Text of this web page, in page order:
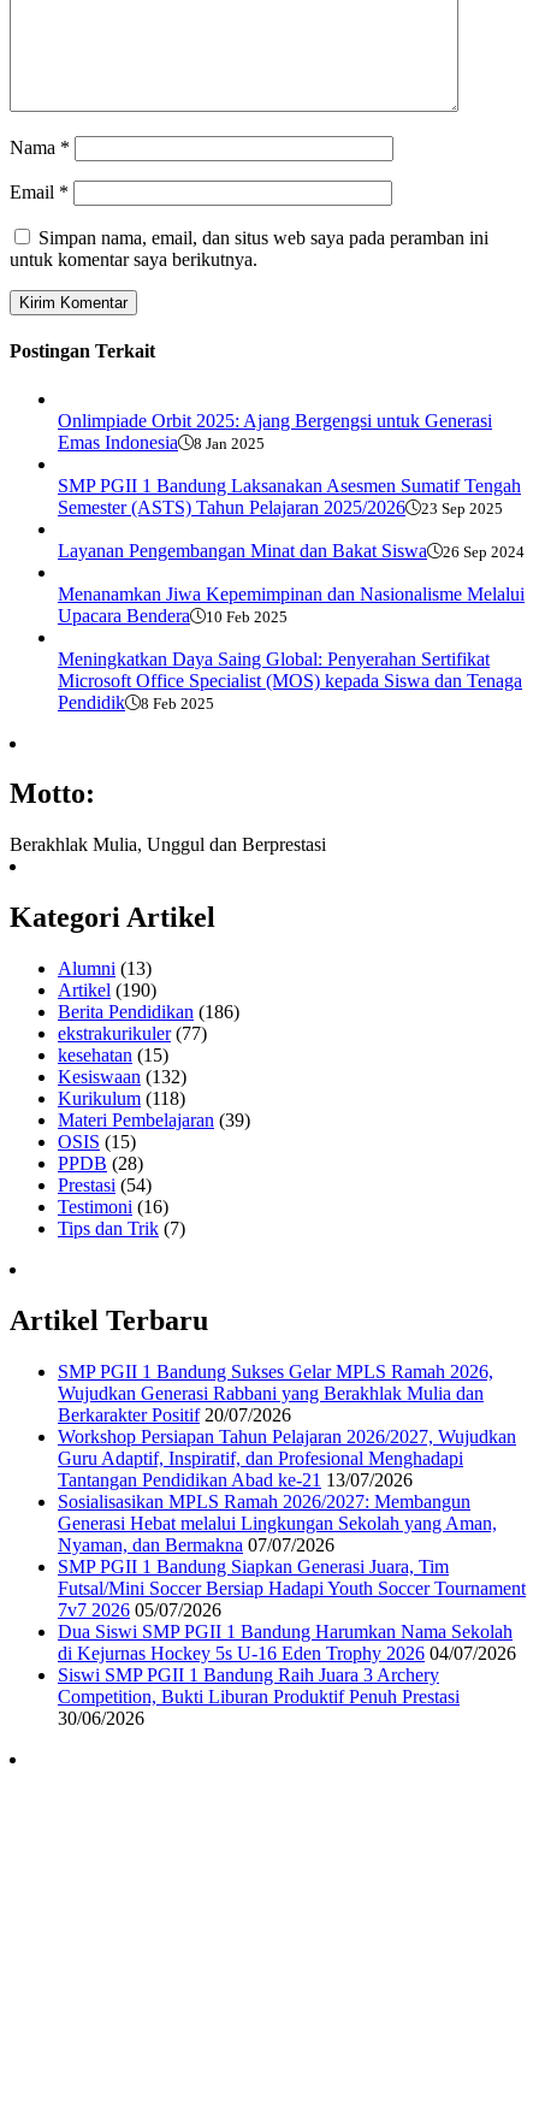
Nama *
Email *
Simpan nama, email, dan situs web saya pada peramban ini
untuk komentar saya berikutnya.
Postingan Terkait
Onlimpiade Orbit 2025: Ajang Bergengsi untuk Generasi
Emas Indonesia
8 Jan 2025
SMP PGII 1 Bandung Laksanakan Asesmen Sumatif Tengah
Semester (ASTS) Tahun Pelajaran 2025/2026
23 Sep 2025
Layanan Pengembangan Minat dan Bakat Siswa 26 Sep 2024
Menanamkan Jiwa Kepemimpinan dan Nasionalisme Melalui
Upacara Bendera
10 Feb 2025
Meningkatkan Daya Saing Global: Penyerahan Sertifikat
Microsoft Office Specialist (MOS) kepada Siswa dan Tenaga
Pendidik
8 Feb 2025
Motto:
Berakhlak Mulia, Unggul dan Berprestasi
Kategori Artikel
Alumni (13)
Artikel (190)
Berita Pendidikan (186)
ekstrakurikuler(77)
kesehatan (15)
Kesiswaan (132)
Kurikulum (118)
Materi Pembelajaran (39)
OSIS (15)
PPDB (28)
Prestasi (54)
Testimoni (16)
Tips dan Trik (7)
Artikel Terbaru
SMP PGII 1 Bandung Sukses Gelar MPLS Ramah 2026,
Wujudkan Generasi Rabbani yang Berakhlak Mulia dan
Berkarakter Positif 20/07/2026
Workshop Persiapan Tahun Pelajaran 2026/2027, Wujudkan
Guru Adaptif, Inspiratif, dan Profesional Menghadapi
Tantangan Pendidikan Abad ke-21 13/07/2026
Sosialisasikan MPLS Ramah 2026/2027: Membangun
Generasi Hebat melalui Lingkungan Sekolah yang Aman,
Nyaman, dan Bermakna 07/07/2026
SMP PGII 1 Bandung Siapkan Generasi Juara, Tim
Futsal/Mini Soccer Bersiap Hadapi Youth Soccer Tournament
7v7 2026 05/07/2026
Dua Siswi SMP PGII 1 Bandung Harumkan Nama Sekolah
di Kejurnas Hockey 5s U-16 Eden Trophy 2026 04/07/2026
Siswi SMP PGII 1 Bandung Raih Juara 3 Archery
Competition, Bukti Liburan Produktif Penuh Prestasi
30/06/2026